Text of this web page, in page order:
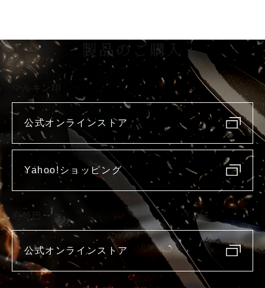
製品のご購入
マルキン印
公式オンラインストア
Yahoo!ショッピング
庖斬巴
公式オンラインストア